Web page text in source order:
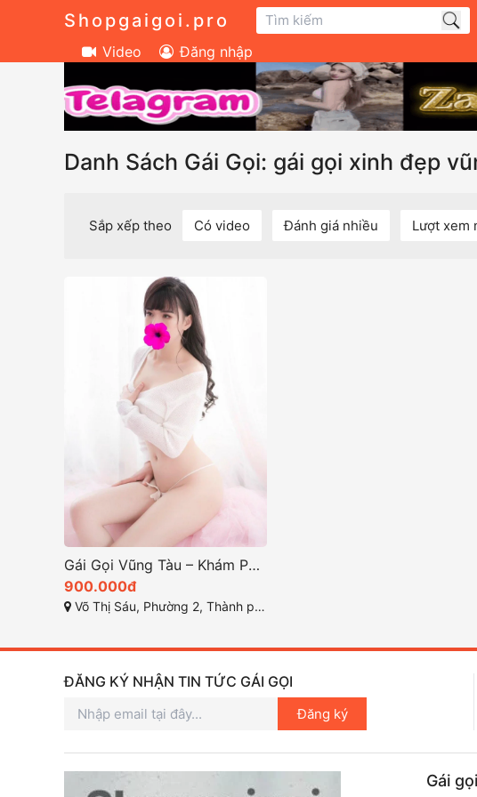
Shopgaigoi.pro
Video Đăng nhập
Danh Sách Gái Gọi: gái gọi xinh đẹp
Sắp xếp theo Có video Đánh giá nhiều Lượt xem
Gái Gọi Vũng Tàu – Khám Phá Thế Giới Giải Trí Đặc Biệt năm 2025
900.000đ
Võ Thị Sáu, Phường 2, Thành phố Vũng Tầu, Bà Rịa - Vũng Tàu
ĐĂNG KÝ NHẬN TIN TỨC GÁI GỌI
Đăng ký
Gái